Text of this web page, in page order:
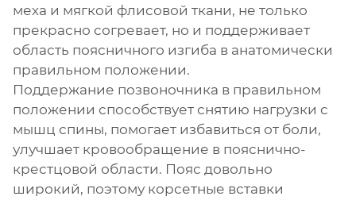
меха и мягкой флисовой ткани, не только
прекрасно согревает, но и поддерживает
область поясничного изгиба в анатомически
правильном положении.
Поддержание позвоночника в правильном
положении способствует снятию нагрузки с
мышц спины, помогает избавиться от боли,
улучшает кровообращение в пояснично-
крестцовой области. Пояс довольно
широкий, поэтому корсетные вставки